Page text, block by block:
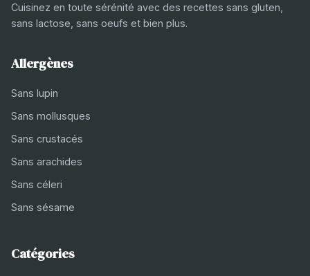
Cuisinez en toute sérénité avec des recettes sans gluten,
sans lactose, sans oeufs et bien plus.
Allergènes
Sans lupin
Sans mollusques
Sans crustacés
Sans arachides
Sans céleri
Sans sésame
Catégories